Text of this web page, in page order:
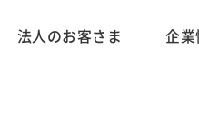
法人のお客さま 企業